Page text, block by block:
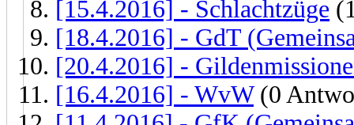
[15.4.2016] - Schlachtzüge
[18.4.2016] - GdT
[20.4.2016] -
[16.4.2016] - WvW(0